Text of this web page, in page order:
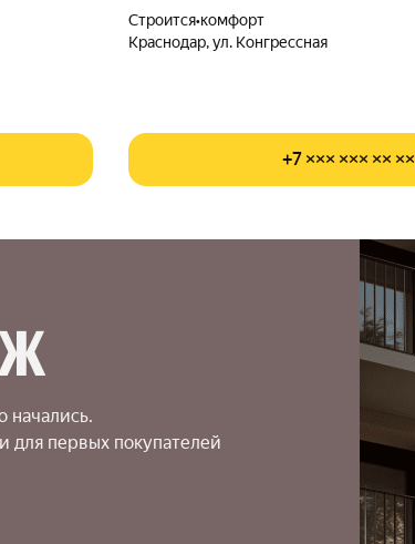
Строится•комфорт
Краснодар, ул. Конгрессная
+7 ××× ××× ×× ××
начались.
для первых покупателей